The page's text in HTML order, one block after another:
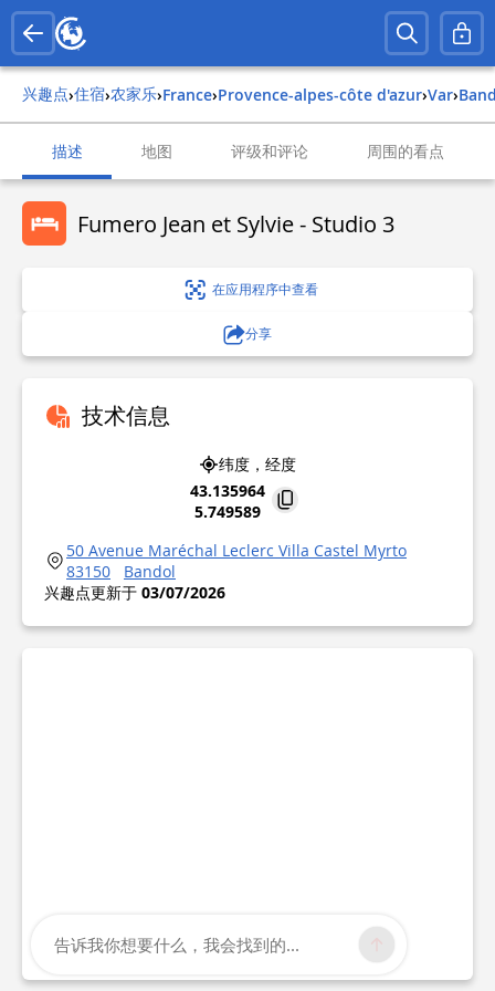
兴趣点› 住宿› 农家乐› france› provence-alpes-côte d'azur› var›
描述 地图 评级和评论 周围的看点
Fumero Jean et Sylvie - Studio 3
在应用程序中查看
分享
技术信息
纬度，经度
43.135964
5.749589
50 Avenue Maréchal Leclerc Villa Castel Myrto
83150
Bandol
兴趣点更新于 03/07/2026
告诉我你想要什么，我会找到的...